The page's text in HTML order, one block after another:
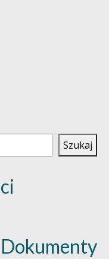
Szukaj
Dokumenty